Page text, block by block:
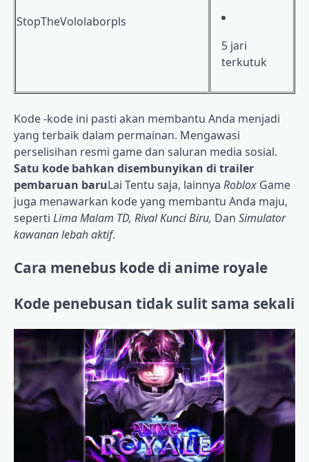
StopTheVololaborpls
5 jari
terkutuk
Kode -kode ini pasti akan membantu Anda menjadi
yang terbaik dalam permainan. Mengawasi
perselisihan resmi game dan saluran media sosial.
Satu kode bahkan disembunyikan di trailer
pembaruan baruLai Tentu saja, lainnya Roblox Game
juga menawarkan kode yang membantu Anda maju,
seperti Lima Malam TD, Rival Kunci Biru, Dan Simulator
kawanan lebah aktif.
Cara menebus kode di anime royale
Kode penebusan tidak sulit sama sekali